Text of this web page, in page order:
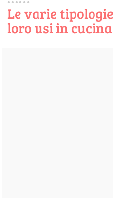
Le varie
loro usi in cucina